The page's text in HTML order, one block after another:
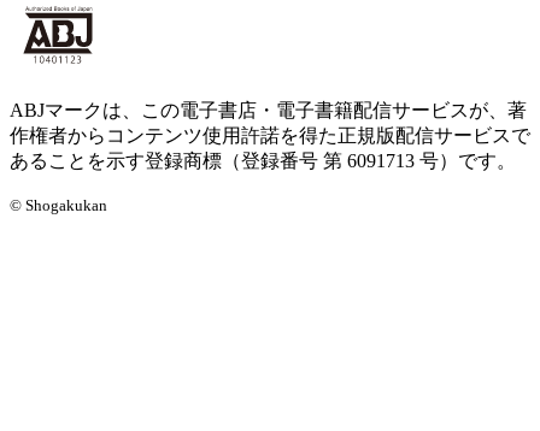
ABJマークは、この電子書店・電子書籍配信サービスが、著
作権者からコンテンツ使用許諾を得た正規版配信サービスで
あることを示す登録商標（登録番号 第 6091713 号）です。
© Shogakukan